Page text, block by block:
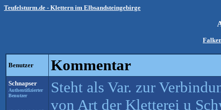
Teufelsturm.de - Klettern im Elbsandsteingebirge
Benutzer Kommentar
Schnapser
Authentifizierter
Benutzer
Steht als Var. zur
von Art der Kletterei u